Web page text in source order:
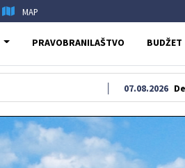
MAP
PRAVOBRANILAŠTVO BUDŽET
Delegacija